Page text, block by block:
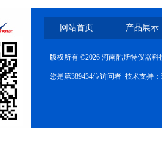
网站首页 产品展示
版权所有 ©2026 河南酷斯特仪器
您是第389434位访问者 技术支持：